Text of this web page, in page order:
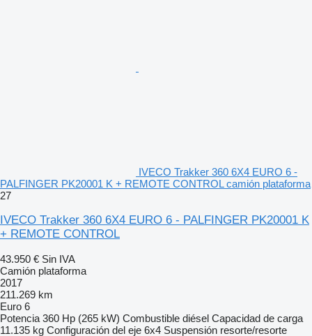
IVECO Trakker 360 6X4 EURO 6 -
PALFINGER PK20001 K + REMOTE CONTROL camión plataforma
27
IVECO Trakker 360 6X4 EURO 6 - PALFINGER PK20001 K
+ REMOTE CONTROL
43.950 € Sin IVA
Camión plataforma
2017
211.269 km
Euro 6
Potencia 360 Hp (265 kW) Combustible diésel Capacidad de carga
11.135 kg Configuración del eje 6x4 Suspensión resorte/resorte